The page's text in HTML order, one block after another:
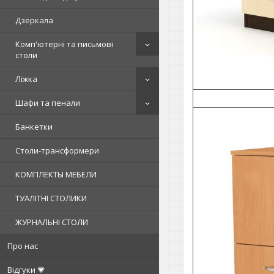
Дзеркала
Комп'ютерні та письмові
столи
Ліжка
Шафи та пенали
Банкетки
Столи-трансформери
КОМПЛЕКТЫ МЕБЕЛИ
ТУАЛІТНІ СТОЛИКИ
ЖУРНАЛЬНІ СТОЛИ
Про нас
Відгуки 💗